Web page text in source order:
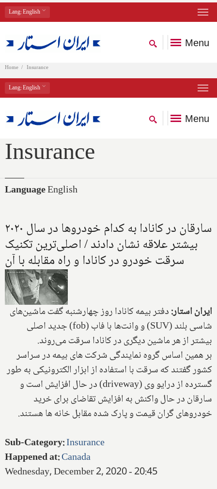
Lang: English
Menu
Home Insurance
Lang: English
Menu
Insurance
LanguageEnglish
سارقان در کانادا به کدام خودروها در سال ۲۰۲۰
بیشتر علاقه نشان دادند / اصلی‌ترین تکنیک
سرقت خودرو در کانادا و راه مقابله با آن
ایران استار:دفتر بیمه کانادا روز چهارشنبه گفت ماشین‌های
شاسی بلند (SUV) و وانت‌ها با فاب (fob) جدید اصلی
بیشتر از هر ماشین دیگری در کانادا سرقت می‌روند.
بر همین اساس گروه نمایندگی شرکت ‎های بیمه در سراسر
کشور گفتند که سرقت با استفاده از ابزار الکترونیکی به طور
گسترده از درایو وی (driveway) در حال افزایش است و
سارقان در حال واکنش به افزایش تقاضای برای خرید
خودروهای گران قیمت و پارک شده مقابل خانه ها هستند.
Sub-Category:Insurance
Happened at:Canada
Wednesday, December 2, 2020 - 20:45